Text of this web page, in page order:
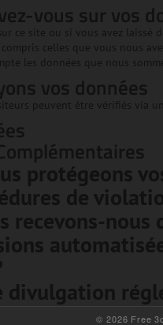
vous sur vos
ce site ou si vous avez
compris celles que vous nous
les données que nous
vos données
peuvent être vérifiés via
protégeons
de
recevons-nous
divulgation
© 2026 Free